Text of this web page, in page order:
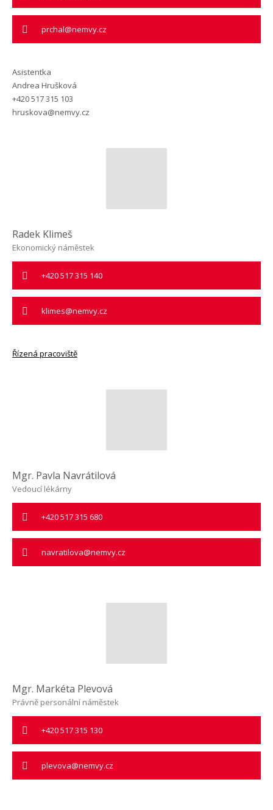
prchal@nemvy.cz
Asistentka
Andrea Hrušková
+420 517 315 103
hruskova@nemvy.cz
Radek Klimeš
Ekonomický náměstek
+420 517 315 140
klimes@nemvy.cz
Řízená pracoviště
Mgr. Pavla Navrátilová
Vedoucí lékárny
+420 517 315 680
navratilova@nemvy.cz
Mgr. Markéta Plevová
Právně personální náměstek
+420 517 315 130
plevova@nemvy.cz